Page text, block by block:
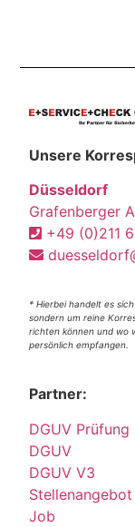
Unsere
Düsseldorf
Grafenberger
+49 (0)211
* Hierbei handelt es
sondern um reine
richten können und wo
persönlich empfangen.
Partner:
DGUV Prüfung
DGUV
DGUV V3
Stellenangebot
Job